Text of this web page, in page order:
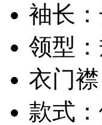
袖长
领型
衣门
款式